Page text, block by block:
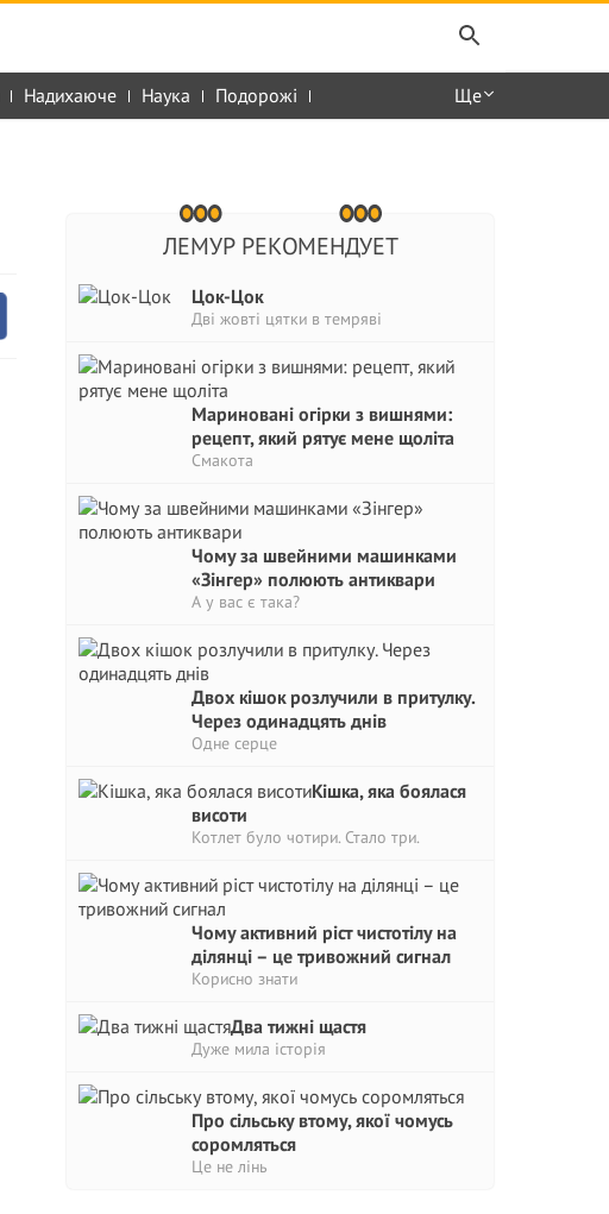
Надихаюче Наука Подорожі Ще
ЛЕМУР РЕКОМЕНДУЕТ
Цок-Цок
Дві жовті цятки в темряві
Мариновані огірки з вишнями:
рецепт, який рятує мене щоліта
Смакота
Чому за швейними машинками
«Зінгер» полюють антиквари
А у вас є така?
Двох кішок розлучили в притулку.
Через одинадцять днів
Одне серце
Кішка, яка боялася
висоти
Котлет було чотири. Стало три.
Чому активний ріст чистотілу на
ділянці – це тривожний сигнaл
Корисно знати
Два тижні щастя
Дуже мила історія
Про сільську втому, якої чомусь
соромляться
Це не лінь